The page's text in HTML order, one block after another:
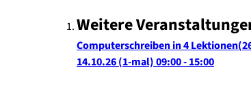
Weitere
Computerschreiben in 4 Lektionen
14.10.26(1-mal)09:00- 15:00